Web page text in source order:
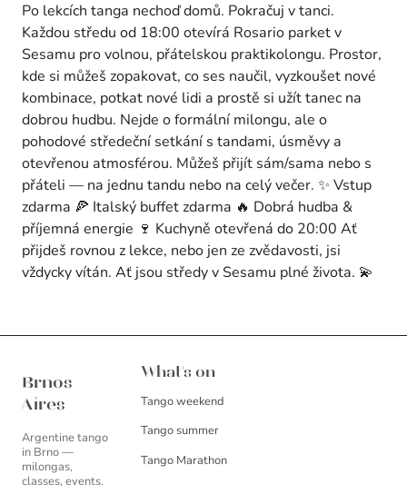
Po lekcích tanga nechoď domů. Pokračuj v tanci.
Každou středu od 18:00 otevírá Rosario parket v
Sesamu pro volnou, přátelskou praktikolongu. Prostor,
kde si můžeš zopakovat, co ses naučil, vyzkoušet nové
kombinace, potkat nové lidi a prostě si užít tanec na
dobrou hudbu. Nejde o formální milongu, ale o
pohodové středeční setkání s tandami, úsměvy a
otevřenou atmosférou. Můžeš přijít sám/sama nebo s
přáteli — na jednu tandu nebo na celý večer. ✨ Vstup
zdarma 🍕 Italský buffet zdarma 🔥 Dobrá hudba &
příjemná energie 🍷 Kuchyně otevřená do 20:00 Ať
přijdeš rovnou z lekce, nebo jen ze zvědavosti, jsi
vždycky vítán. Ať jsou středy v Sesamu plné života. 💫
Brnos
Aires
Argentine tango
in Brno —
milongas,
classes, events.
What's on
Tango weekend
Tango summer
Tango Marathon